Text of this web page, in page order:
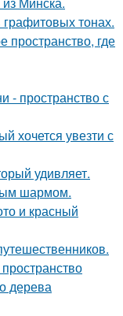
тонах.
пространство, где
- пространство с
хочется увезти с
удивляет.
шармом.
и красный
дерева